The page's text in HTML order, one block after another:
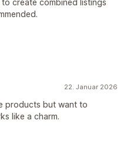
create combined listings
22. Januar 2026
products but want to
like a charm.